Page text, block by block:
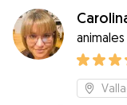
fotos y
de qué
podido
no
estar en